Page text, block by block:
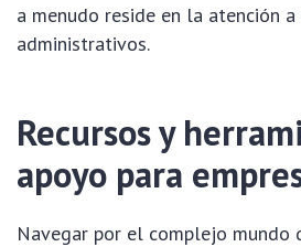
a menudo reside en la atención
administrativos.
Recursos y
apoyo para
Navegar por el complejo mundo